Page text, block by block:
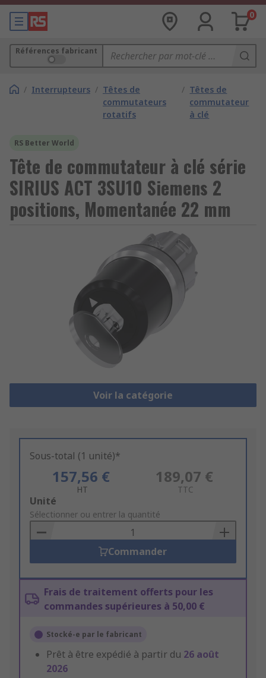
0
Références fabricant
/ Interrupteurs / Têtes de
commutateurs
rotatifs
/ Têtes de
commutateur
à clé
RS Better World
Tête de commutateur à clé série
SIRIUS ACT 3SU10 Siemens 2
positions, Momentanée 22 mm
Voir la catégorie
Sous-total (1 unité)*
157,56 €
HT
189,07 €
TTC
Add
to
Basket
Unité
Sélectionner ou entrer la quantité
Commander
Frais de traitement offerts pour les
commandes supérieures à 50,00 €
Stocké-e par le fabricant
Prêt à être expédié à partir du 26 août
2026